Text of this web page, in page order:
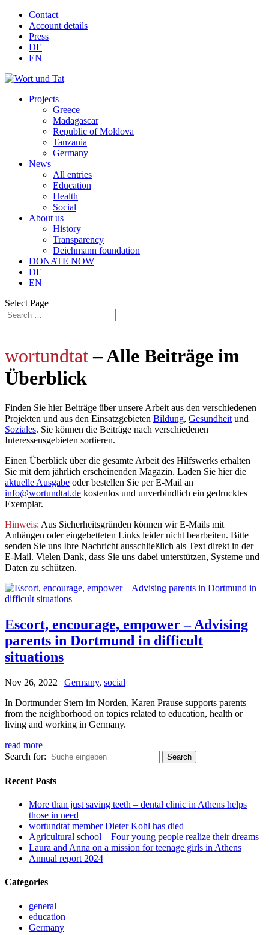
Contact
Account details
Press
DE
EN
Projects
Greece
Madagascar
Republic of Moldova
Tanzania
Germany
News
All entries
Education
Health
Social
About us
History
Transparency
Deichmann foundation
DONATE NOW
DE
EN
Select Page
wortundtat– Alle Beiträge im
Überblick
Finden Sie hier Beiträge über unsere Arbeit aus den verschiedenen
Projekten und aus den Einsatzgebieten Bildung, Gesundheit und
Soziales. Sie können die Beiträge nach verschiedenen
Interessensgebieten sortieren.
Einen Überblick über die gesamte Arbeit des Hilfswerks erhalten
Sie mit dem jährlich erscheinenden Magazin. Laden Sie hier die
aktuelle Ausgabe oder bestellen Sie per E-Mail an
info@wortundtat.de kostenlos und unverbindlich ein gedrucktes
Exemplar.
Hinweis: Aus Sicherheitsgründen können wir E-Mails mit
Anhängen oder eingebetteten Links leider nicht bearbeiten. Bitte
senden Sie uns Ihre Nachricht ausschließlich als Text direkt in der
E-Mail. Vielen Dank, dass Sie uns dabei unterstützen, Systeme und
Daten zu schützen.
Escort, encourage, empower – Advising
parents in Dortmund in difficult
situations
Nov 26, 2022 | Germany, social
In Dortmunder Stern im Norden, Karen Prause supports parents
from the neighborhood on topics related to education, health or
living and working in Germany.
read more
Search for:
Recent Posts
More than just saving teeth – dental clinic in Athens helps
those in need
wortundtat member Dieter Kohl has died
Agricultural school – Four young people realize their dreams
Laura and Anna on a mission for teenage girls in Athens
Annual report 2024
Categories
general
education
Germany